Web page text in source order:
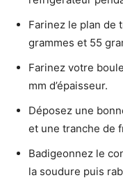
Farinez le plan de
grammes et 55
Farinez votre
mm d’épaisseur.
Déposez une
et une tranche de
Badigeonnez le
la soudure puis